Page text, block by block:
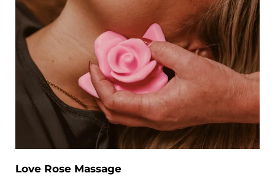
Love Rose Massage